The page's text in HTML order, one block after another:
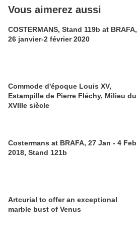
Vous aimerez aussi
COSTERMANS, Stand 119b at BRAFA,
26 janvier-2 février 2020
Commode d'époque Louis XV,
Estampille de Pierre Fléchy, Milieu du
XVIIIe siècle
Costermans at BRAFA, 27 Jan - 4 Feb
2018, Stand 121b
Artcurial to offer an exceptional
marble bust of Venus